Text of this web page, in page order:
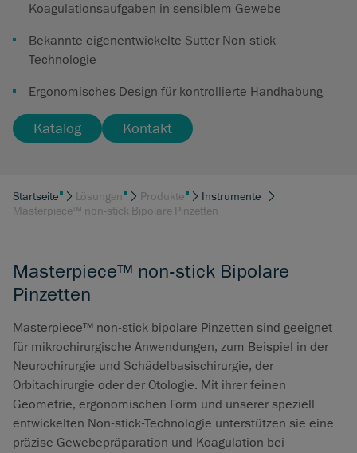
Koagulationsaufgaben in sensiblem Gewebe
Bekannte eigenentwickelte Sutter Non-stick-
Technologie
Ergonomisches Design für kontrollierte Handhabung
Katalog Kontakt
Startseite Lösungen Produkte
Instrumente
Masterpiece™ non-stick Bipolare Pinzetten
Masterpiece™ non-stick Bipolare
Pinzetten
Masterpiece™ non-stick bipolare Pinzetten sind geeignet
für mikrochirurgische Anwendungen, zum Beispiel in der
Neurochirurgie und Schädelbasischirurgie, der
Orbitachirurgie oder der Otologie. Mit ihrer feinen
Geometrie, ergonomischen Form und unserer speziell
entwickelten Non-stick-Technologie unterstützen sie eine
präzise Gewebepräparation und Koagulation bei